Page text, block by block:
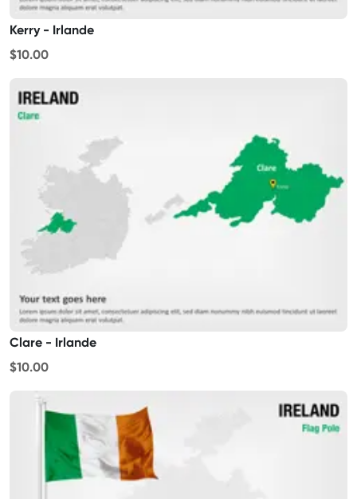
Kerry - Irlande
$10.00
Clare - Irlande
$10.00